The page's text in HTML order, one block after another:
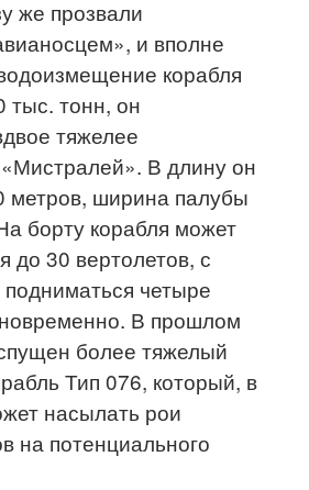
же прозвали
и вполне
корабля
тыс. тонн, он
тяжелее
В длину он
метров, ширина палубы
борту корабля может
до 30 вертолетов, с
четыре
В прошлом
более тяжелый
Тип 076, который, в
насылать рои
на потенциального